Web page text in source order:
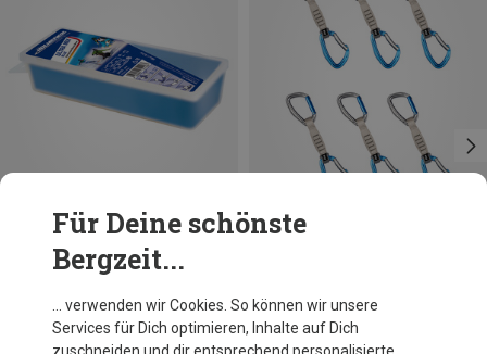
Du sparst 12%
LACD
Quickdraw AS 6-er Pack
100,40 €
Für Deine schönste
Bergzeit...
… verwenden wir Cookies. So können wir unsere
Services für Dich optimieren, Inhalte auf Dich